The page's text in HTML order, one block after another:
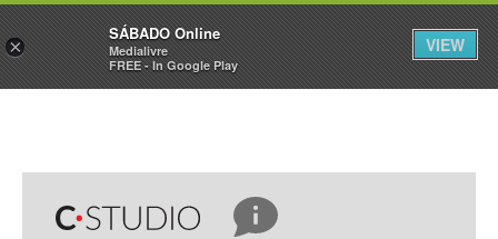
Sábado Assine Iniciar Sessão
×
SÁBADO Online
Medialivre
FREE - In Google Play
VIEW